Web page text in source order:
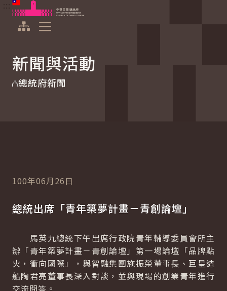
跳到主要內容
中華民國總統府
新聞與活動
總統府新聞
100年06月26日
總統出席「青年築夢計畫－青創論壇」
馬英九總統下午出席行政院青年輔導委員會所主
辦「青年築夢計畫－青創論壇」第一場論壇「品牌點
火，衝向國際」，與智融集團施振榮董事長、巨星造
船陶君亮董事長深入對談，並與現場的創業青年進行
交流問答。